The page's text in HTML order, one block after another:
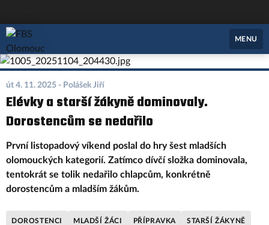
FBS Olomouc
MENU
út 4. 11. 2025 - Polášek Jiří
Elévky a starší žákyně dominovaly.
Dorostencům se nedařilo
První listopadový víkend poslal do hry šest mladších
olomouckých kategorií. Zatímco dívčí složka dominovala,
tentokrát se tolik nedařilo chlapcům, konkrétně
dorostencům a mladším žákům.
DOROSTENCI MLADŠÍ ŽÁCI PŘÍPRAVKA STARŠÍ ŽÁKYNĚ